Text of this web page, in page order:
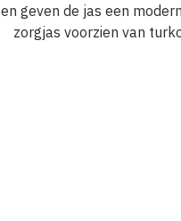
en geven de jas een
zorgjas voorzien van